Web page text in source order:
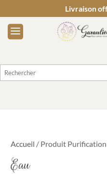
Livraison
Accueil / Produit
Eau